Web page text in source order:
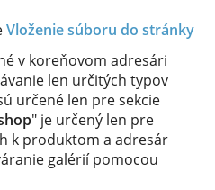
Vloženie súboru do stránky
v koreňovom adresári
len určitých typov
určené len pre sekcie
" je určený len pre
k produktom a adresár
galérií pomocou